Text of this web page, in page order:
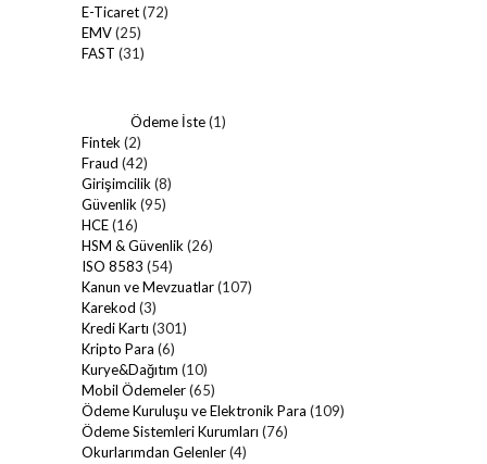
E-Ticaret(72)
EMV(25)
FAST (31)
Ödeme İste(1)
Fintek(2)
Fraud (42)
Girişimcilik(8)
Güvenlik(95)
HCE(16)
HSM & Güvenlik(26)
ISO 8583 (54)
Kanun ve Mevzuatlar(107)
Karekod (3)
Kredi Kartı (301)
Kripto Para (6)
Kurye&Dağıtım (10)
Mobil Ödemeler(65)
Ödeme Kuruluşu ve Elektronik Para (109)
Ödeme Sistemleri Kurumları (76)
Okurlarımdan Gelenler(4)